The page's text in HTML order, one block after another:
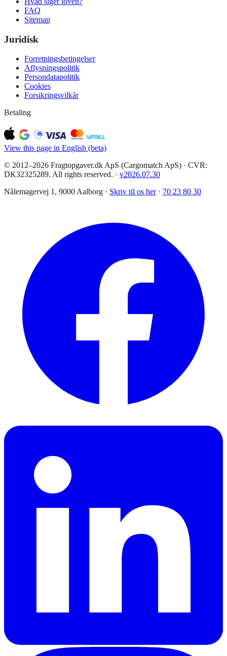
FAQ
Sitemap
Juridisk
Forretningsbetingelser
Aflysningspolitik
Persondatapolitik
Cookies
Forsikringsvilkår
Betaling
View this page in English (beta)
© 2012–2026 Fragtopgaver.dk ApS (Cargomatch ApS) · CVR:
DK32325289. All rights reserved. · v2026.07.30
Nålemagervej 1, 9000 Aalborg · Skriv til os her · 70 23 80 30